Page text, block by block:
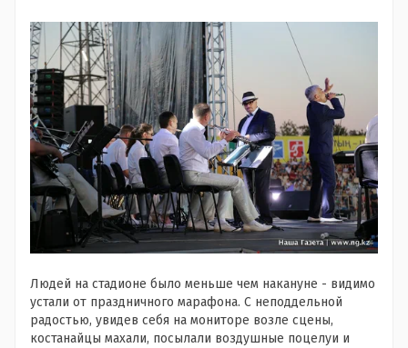
Людей на стадионе было меньше чем накануне - видимо
устали от праздничного марафона. С неподдельной
радостью, увидев себя на мониторе возле сцены,
костанайцы махали, посылали воздушные поцелуи и